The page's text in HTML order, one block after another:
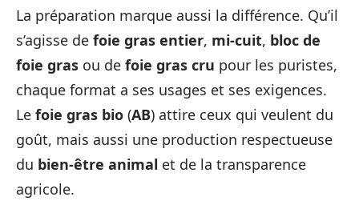
La préparation marque aussi la différence. Qu’il
s’agisse de foie gras entier, mi-cuit, bloc de
foie gras ou de foie gras cru pour les puristes,
chaque format a ses usages et ses exigences.
Le foie gras bio (AB) attire ceux qui veulent du
goût, mais aussi une production respectueuse
du bien-être animal et de la transparence
agricole.